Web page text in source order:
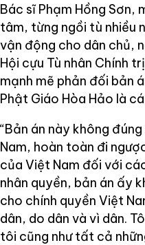
Bác sĩ Phạm Hồng Sơn,
tâm, từng ngồi tù nhiều
vận động cho dân chủ,
Hội cựu Tù nhân Chính
mạnh mẽ phản đối bản
Phật Giáo Hòa Hảo là
“Bản án này không
Nam, hoàn toàn đi
của Việt Nam đối với
nhân quyền, bản án ấy
cho chính quyền Việt
dân, do dân và vì dân.
tôi cũng như tất cả